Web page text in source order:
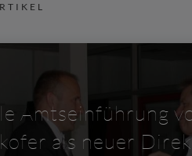
Amtseinführung
als neuer